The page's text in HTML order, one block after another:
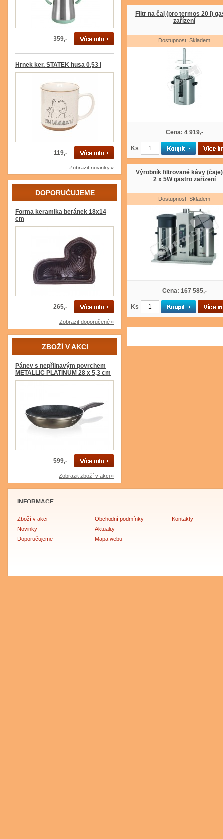
359,-
Hrnek ker. STATEK husa 0,53 l
119,-
Zobrazit novinky »
DOPORUČUJEME
Forma keramika beránek 18x14
cm
265,-
Zobrazit doporučené »
ZBOŽÍ V AKCI
Pánev s nepřilnavým povrchem
METALLIC PLATINUM 28 x 5,3 cm
599,-
Zobrazit zboží v akci »
Filtr na čaj (pro termos 20 l)
zařízení
Dostupnost: Skladem
Cena: 4 919,-
Ks
Výrobník filtrované kávy
2 x 5W gastro zařízení
Dostupnost: Skladem
Cena: 167 585,-
Ks
INFORMACE
Zboží v akci
Novinky
Doporučujeme
Obchodní podmínky
Aktuality
Mapa webu
Kontakty